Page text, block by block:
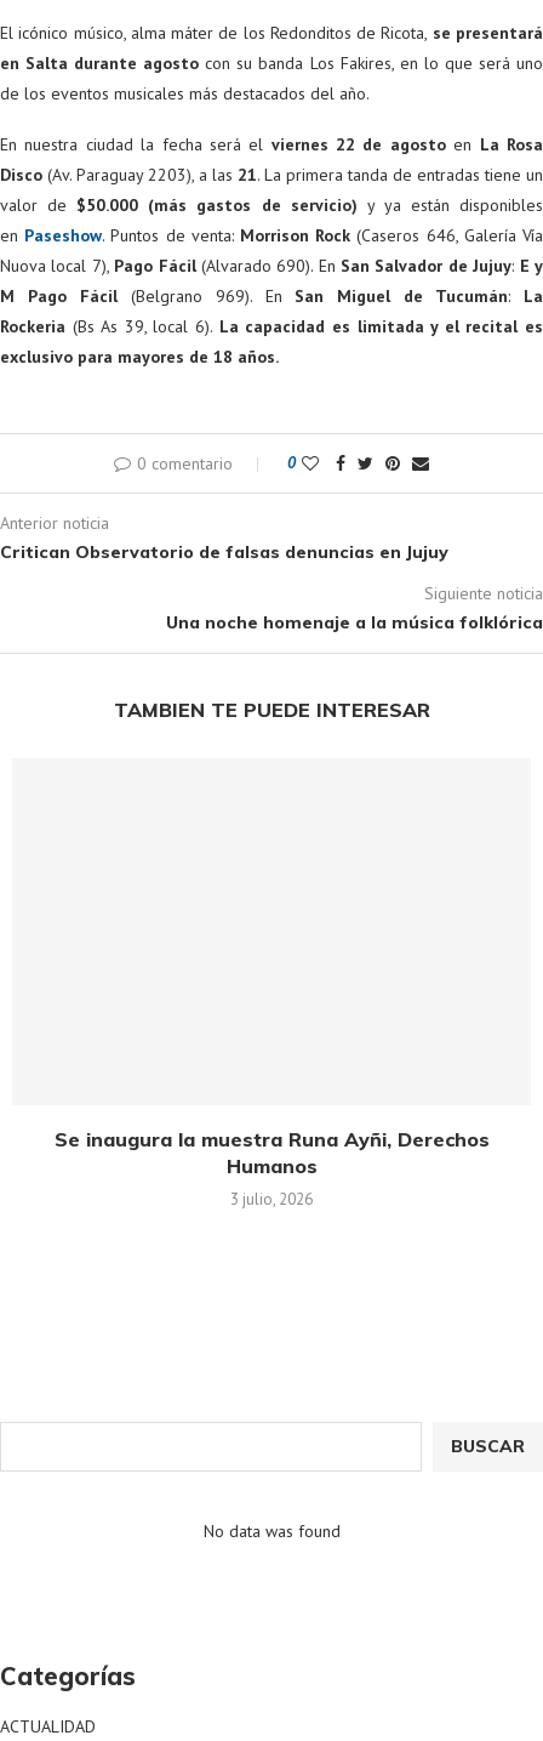
El icónico músico, alma máter de los Redonditos de Ricota, se presentará
en Salta durante agosto con su banda Los Fakires, en lo que será uno
de los eventos musicales más destacados del año.
En nuestra ciudad la fecha será el viernes 22 de agostoen La Rosa
Disco (Av. Paraguay 2203), a las 21. La primera tanda de entradas tiene un
valor de $50.000 (más gastos de servicio) y ya están disponibles
en Paseshow. Puntos de venta:Morrison Rock (Caseros 646, Galería Vía
Nuova local 7), Pago Fácil(Alvarado 690). En San Salvador de Jujuy: E y
M Pago Fácil(Belgrano 969). En San Miguel de Tucumán: La
Rockeria (Bs As 39, local 6). La capacidad es limitada y el recital es
exclusivo para mayores de 18 años.
0 comentario 0
Anterior noticia
Critican Observatorio de falsas denuncias en Jujuy
Siguiente noticia
Una noche homenaje a la música folklórica
TAMBIEN TE PUEDE INTERESAR
Se inaugura la muestra Runa Ayñi, Derechos
Humanos
3 julio, 2026
BUSCAR
No data was found
Categorías
ACTUALIDAD